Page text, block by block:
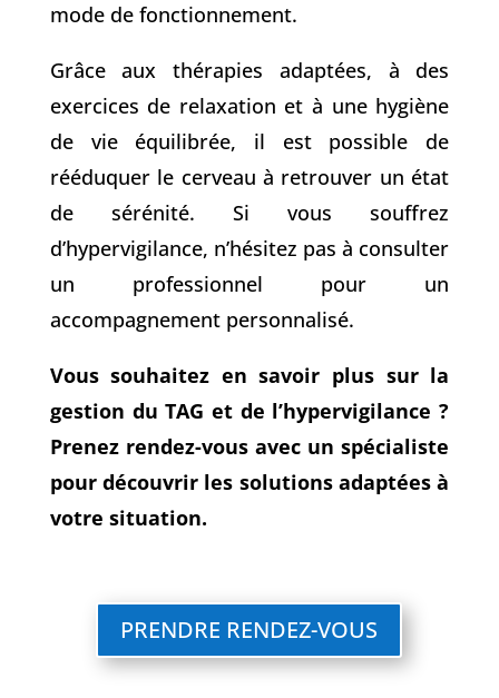
mode de fonctionnement.
Grâce aux thérapies adaptées, à des
exercices de relaxation et à une hygiène
de vie équilibrée, il est possible de
rééduquer le cerveau à retrouver un état
de sérénité. Si vous souffrez
d’hypervigilance, n’hésitez pas à consulter
un professionnel pour un
accompagnement personnalisé.
Vous souhaitez en savoir plus sur la
gestion du TAG et de l’hypervigilance ?
Prenez rendez-vous avec un spécialiste
pour découvrir les solutions adaptées à
votre situation.
PRENDRE RENDEZ-VOUS